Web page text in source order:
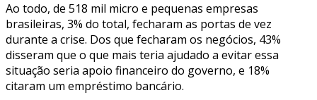
Ao todo, de 518 mil micro e pequenas empresas
brasileiras, 3% do total, fecharam as portas de vez
durante a crise. Dos que fecharam os negócios, 43%
disseram que o que mais teria ajudado a evitar essa
situação seria apoio financeiro do governo, e 18%
citaram um empréstimo bancário.